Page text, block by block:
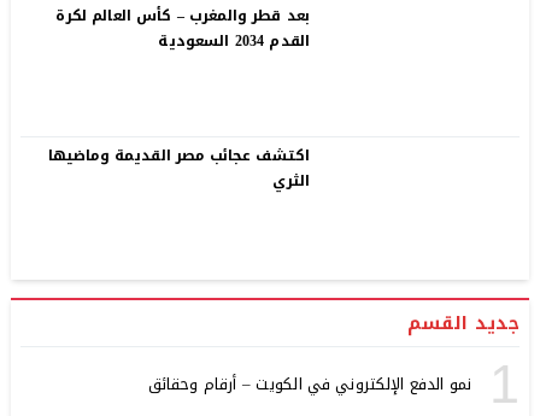
بعد قطر والمغرب – كأس العالم لكرة
القدم 2034 السعودية
اكتشف عجائب مصر القديمة وماضيها
الثري
جديد القسم
1 نمو الدفع الإلكتروني في الكويت – أرقام وحقائق